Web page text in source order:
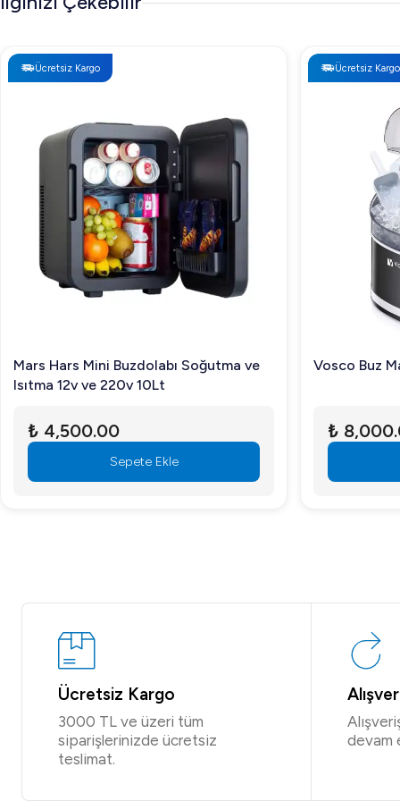
Ücretsiz Kargo
Mars Hars Mini Buzdolabı Soğutma ve
Isıtma 12v ve 220v 10Lt
₺ 4,500.00
Sepete Ekle
Ücretsiz Kargo
Vosco Buz
₺
Ücretsiz Kargo
3000 TL ve üzeri tüm
siparişlerinizde ücretsiz
teslimat.
devam